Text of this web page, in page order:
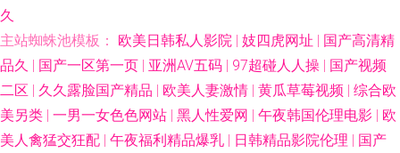
久
主站蜘蛛池模板： 欧美日韩私人影院 | 妓四虎网址 | 国产高清精
品久 | 国产一区第一页 | 亚洲AV五码 | 97超碰人人操 | 国产视频
二区 | 久久露脸国产精品 | 欧美人妻激情 | 黄瓜草莓视频 | 综合欧
美另类 | 一男一女色色网站 | 黑人性爱网 | 午夜韩国伦理电影 | 欧
美人禽猛交狂配 | 午夜福利精品爆乳 | 日韩精品影院伦理 | 国产